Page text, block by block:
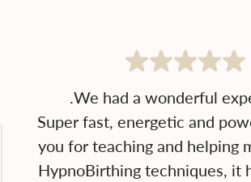
Super fast, energetic and
you for teaching and helping
HypnoBirthing techniques, it